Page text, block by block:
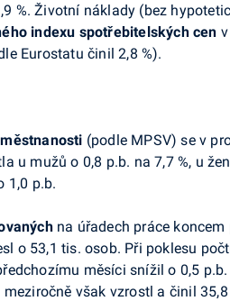
%. Životní náklady (bez
indexu spotřebitelských cen
Eurostatu činil 2,8 %).
(podle MPSV) se v
u mužů o 0,8 p.b. na 7,7 %, u
1,0 p.b.
na úřadech práce koncem
o 53,1 tis. osob. Při poklesu
měsíci snížil o 0,5
však vzrostl a činil